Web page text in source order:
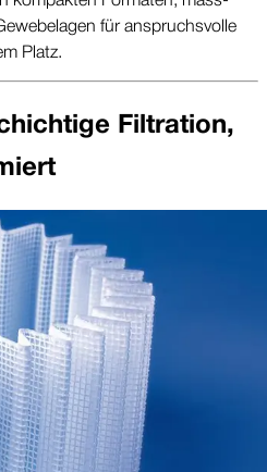
für an­spruchs­volle
Platz.
Fil­tration,